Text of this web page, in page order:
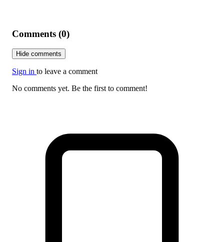
Comments (0)
Hide comments
Sign in to leave a comment
No comments yet. Be the first to comment!